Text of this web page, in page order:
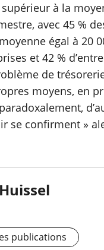
à la
avec 45 %
égal à 20
et 42 %
de
moyens, en
se confirment »
publications